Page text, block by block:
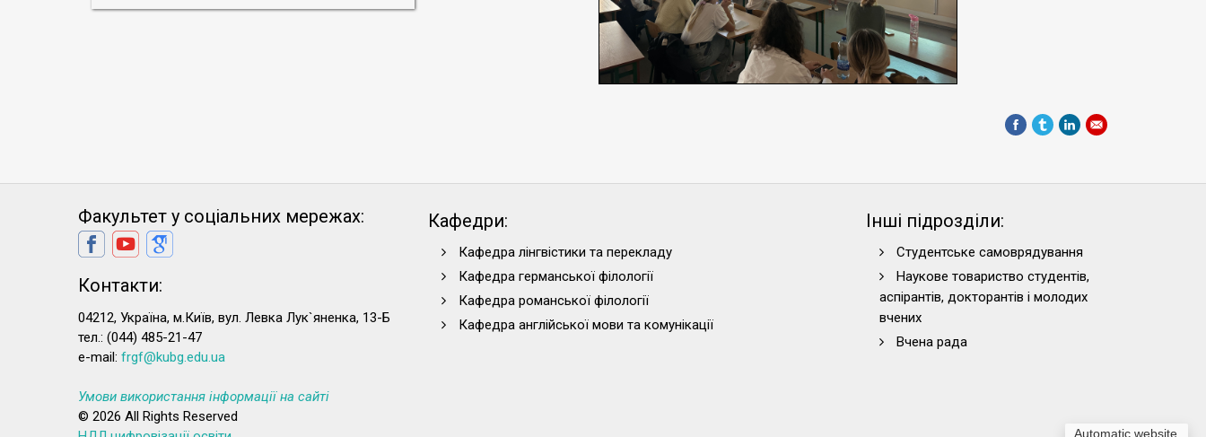
Automatic website
Факультет у соціальних мережах:
Контакти:
04212, Україна, м.Київ, вул. Левка Лук`яненка, 13-Б
тел.: (044) 485-21-47
e-mail: frgf@kubg.edu.ua
Кафедри:
Кафедра лінгвістики та перекладу
Кафедра германської філології
Кафедра романської філології
Кафедра англійської мови та комунікації
Інші підрозділи:
Студентське самоврядування
Наукове товариство студентів,
аспірантів, докторантів і молодих
вчених
Вчена рада
Умови використання інформації на сайті
© 2026 All Rights Reserved